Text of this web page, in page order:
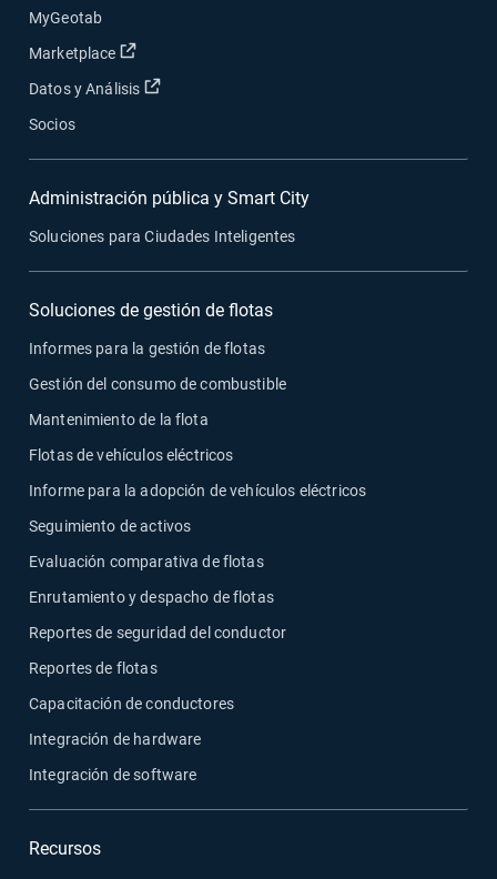
MyGeotab
Marketplace
Abrir en una nueva ventana
Datos y Análisis Abrir en una nueva ventana
Socios
Administración pública y Smart City
Soluciones para Ciudades Inteligentes
Soluciones de gestión de flotas
Informes para la gestión de flotas
Gestión del consumo de combustible
Mantenimiento de la flota
Flotas de vehículos eléctricos
Informe para la adopción de vehículos eléctricos
Seguimiento de activos
Evaluación comparativa de flotas
Enrutamiento y despacho de flotas
Reportes de seguridad del conductor
Reportes de flotas
Capacitación de conductores
Integración de hardware
Integración de software
Recursos